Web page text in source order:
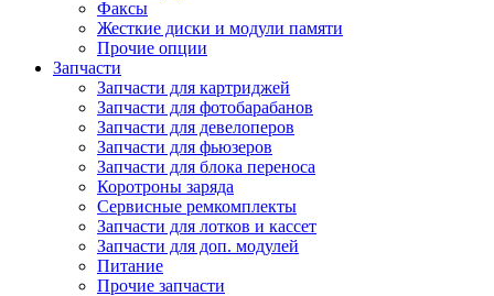
Факсы
Жесткие диски и модули памяти
Прочие опции
Запчасти
Запчасти для картриджей
Запчасти для фотобарабанов
Запчасти для девелоперов
Запчасти для фьюзеров
Запчасти для блока переноса
Коротроны заряда
Сервисные ремкомплекты
Запчасти для лотков и кассет
Запчасти для доп. модулей
Питание
Прочие запчасти